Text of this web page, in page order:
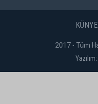
KÜNYE
2017 - Tüm
Yazılım: